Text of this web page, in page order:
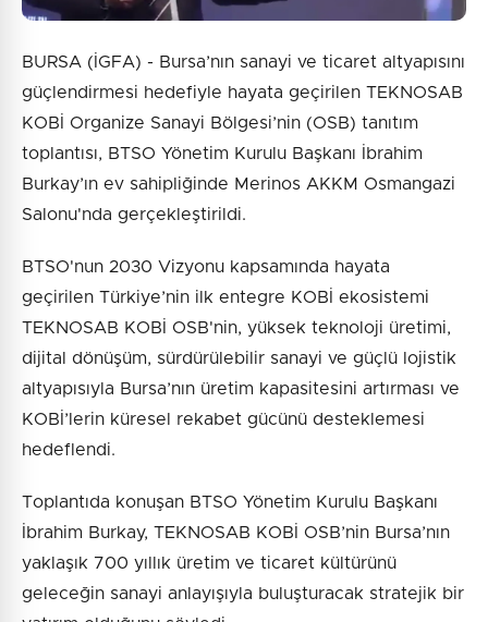
BURSA (İGFA) - Bursa’nın sanayi ve ticaret altyapısını
güçlendirmesi hedefiyle hayata geçirilen TEKNOSAB
KOBİ Organize Sanayi Bölgesi’nin (OSB) tanıtım
toplantısı, BTSO Yönetim Kurulu Başkanı İbrahim
Burkay’ın ev sahipliğinde Merinos AKKM Osmangazi
Salonu'nda gerçekleştirildi.
BTSO'nun 2030 Vizyonu kapsamında hayata
geçirilen Türkiye’nin ilk entegre KOBİ ekosistemi
TEKNOSAB KOBİ OSB'nin, yüksek teknoloji üretimi,
dijital dönüşüm, sürdürülebilir sanayi ve güçlü lojistik
altyapısıyla Bursa’nın üretim kapasitesini artırması ve
KOBİ’lerin küresel rekabet gücünü desteklemesi
hedeflendi.
Toplantıda konuşan BTSO Yönetim Kurulu Başkanı
İbrahim Burkay, TEKNOSAB KOBİ OSB’nin Bursa’nın
yaklaşık 700 yıllık üretim ve ticaret kültürünü
geleceğin sanayi anlayışıyla buluşturacak stratejik bir